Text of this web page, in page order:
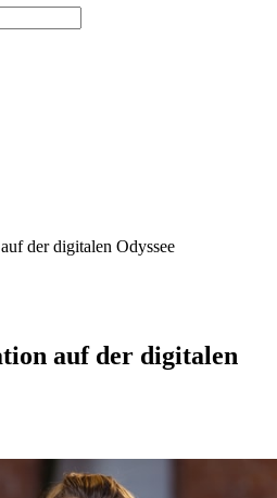
der digitalen Odyssee
auf der digitalen